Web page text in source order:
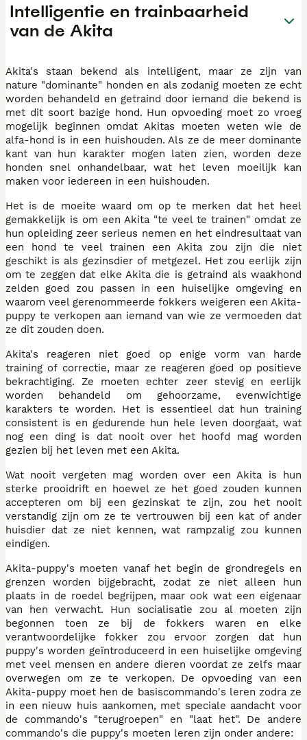
Intelligentie en trainbaarheid
van de Akita
Akita's staan bekend als intelligent, maar ze zijn van
nature "dominante" honden en als zodanig moeten ze echt
worden behandeld en getraind door iemand die bekend is
met dit soort bazige hond. Hun opvoeding moet zo vroeg
mogelijk beginnen omdat Akitas moeten weten wie de
alfa-hond is in een huishouden. Als ze de meer dominante
kant van hun karakter mogen laten zien, worden deze
honden snel onhandelbaar, wat het leven moeilijk kan
maken voor iedereen in een huishouden.
Het is de moeite waard om op te merken dat het heel
gemakkelijk is om een Akita "te veel te trainen" omdat ze
hun opleiding zeer serieus nemen en het eindresultaat van
een hond te veel trainen een Akita zou zijn die niet
geschikt is als gezinsdier of metgezel. Het zou eerlijk zijn
om te zeggen dat elke Akita die is getraind als waakhond
zelden goed zou passen in een huiselijke omgeving en
waarom veel gerenommeerde fokkers weigeren een Akita-
puppy te verkopen aan iemand van wie ze vermoeden dat
ze dit zouden doen.
Akita's reageren niet goed op enige vorm van harde
training of correctie, maar ze reageren goed op positieve
bekrachtiging. Ze moeten echter zeer stevig en eerlijk
worden behandeld om gehoorzame, evenwichtige
karakters te worden. Het is essentieel dat hun training
consistent is en gedurende hun hele leven doorgaat, wat
nog een ding is dat nooit over het hoofd mag worden
gezien bij het leven met een Akita.
Wat nooit vergeten mag worden over een Akita is hun
sterke prooidrift en hoewel ze het goed zouden kunnen
accepteren om bij een gezinskat te zijn, zou het nooit
verstandig zijn om ze te vertrouwen bij een kat of ander
huisdier dat ze niet kennen, wat rampzalig zou kunnen
eindigen.
Akita-puppy's moeten vanaf het begin de grondregels en
grenzen worden bijgebracht, zodat ze niet alleen hun
plaats in de roedel begrijpen, maar ook wat een eigenaar
van hen verwacht. Hun socialisatie zou al moeten zijn
begonnen toen ze bij de fokkers waren en elke
verantwoordelijke fokker zou ervoor zorgen dat hun
puppy's worden geïntroduceerd in een huiselijke omgeving
met veel mensen en andere dieren voordat ze zelfs maar
overwegen om ze te verkopen. De opvoeding van een
Akita-puppy moet hen de basiscommando's leren zodra ze
in een nieuw huis aankomen, met speciale aandacht voor
de commando's "terugroepen" en "laat het". De andere
commando's die puppy's moeten leren zijn onder andere: